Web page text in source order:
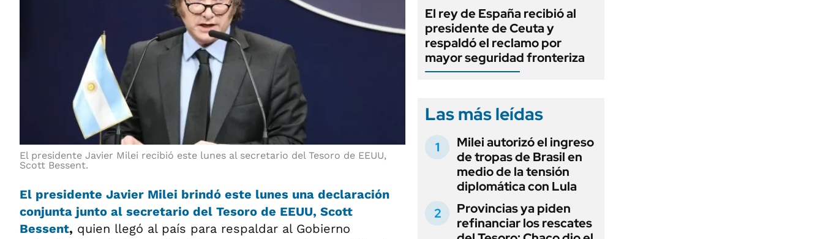
El presidente Javier Milei recibió este lunes al secretario del Tesoro de EEUU,
Scott Bessent.
El presidente Javier Milei brindó este lunes una declaración
conjunta junto al secretario del Tesoro de EEUU, Scott
Bessent, quien llegó al país para respaldar al Gobierno
El rey de España recibió al
presidente de Ceuta y
respaldó el reclamo por
mayor seguridad fronteriza
Las más leídas
Milei autorizó el ingreso
de tropas de Brasil en
medio de la tensión
diplomática con Lula
Provincias ya piden
refinanciar los rescates